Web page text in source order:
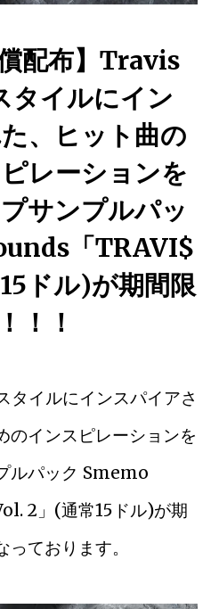
償配布】Travis
タイルにイン
、ヒット曲の
レーションを
サンプルパッ
「TRAVI$
ドル)が期間限
！！
イルにインスパイアさ
のインスピレーションを
ルパック Smemo
2」(通常15ドル)が期
ております。